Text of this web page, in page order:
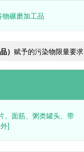
碾磨加工品
）赋予的污染物限量要求
、面筋、粥类罐头、带
]